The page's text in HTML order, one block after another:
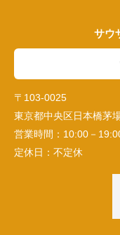
サウ
〒103-0025
東京都中央区日本橋茅
営業時間： 10:00－
定休日： 不定休